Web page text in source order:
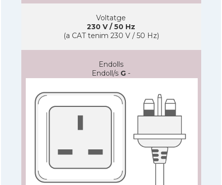
Voltatge
230 V / 50 Hz
(a CAT tenim 230 V / 50 Hz)
Endolls
Endoll/s G -